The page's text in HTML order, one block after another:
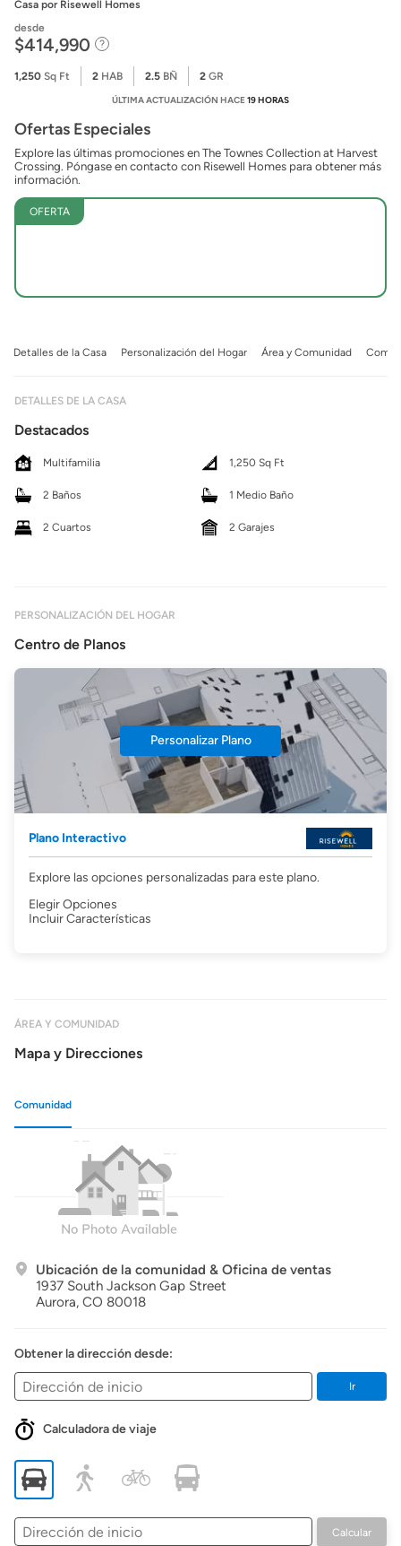
Casa por Risewell Homes
desde
$414,990
1,250 Sq Ft 2 HAB 2.5 BÑ 2 GR
ÚLTIMA ACTUALIZACIÓN HACE19 HORAS
Ofertas Especiales
Explore las últimas promociones en The Townes Collection at Harvest
Crossing. Póngase en contacto con Risewell Homes para obtener más
información.
OFERTA
Detalles de la Casa Personalización del Hogar Área y Comunidad
DETALLES DE LA CASA
Destacados
Multifamilia 1,250 Sq Ft
2 Baños 1 Medio Baño
2 Cuartos 2 Garajes
PERSONALIZACIÓN DEL HOGAR
Centro de Planos
Personalizar Plano
Plano Interactivo
Explore las opciones personalizadas para este plano.
Elegir Opciones
Incluir Características
ÁREA Y COMUNIDAD
Mapa y Direcciones
Comunidad
Ubicación de la comunidad & Oficina de ventas
1937 South Jackson Gap Street
Aurora, CO 80018
Obtener la dirección desde:
Ir
Calculadora de viaje
Dirección
de
Calcular